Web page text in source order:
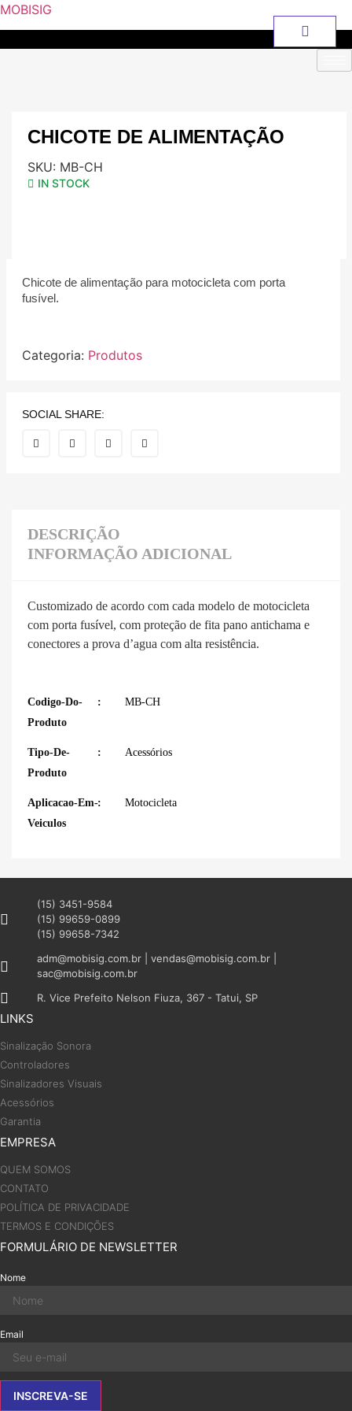
MOBISIG
CHICOTE DE ALIMENTAÇÃO
SKU: MB-CH
IN STOCK
Chicote de alimentação para motocicleta com porta
fusível.
Categoria: Produtos
SOCIAL SHARE:
DESCRIÇÃO
INFORMAÇÃO ADICIONAL
Customizado de acordo com cada modelo de motocicleta
com porta fusível, com proteção de fita pano antichama e
conectores a prova d’agua com alta resistência.
Codigo-Do-
Produto
MB-CH
Tipo-De-
Produto
Acessórios
Aplicacao-Em-
Veiculos
Motocicleta
(15) 3451-9584
(15) 99659-0899
(15) 99658-7342
adm@mobisig.com.br | vendas@mobisig.com.br |
sac@mobisig.com.br
R. Vice Prefeito Nelson Fiuza, 367 - Tatui, SP
LINKS
Sinalização Sonora
Controladores
Sinalizadores Visuais
Acessórios
Garantia
EMPRESA
QUEM SOMOS
CONTATO
POLÍTICA DE PRIVACIDADE
TERMOS E CONDIÇÕES
FORMULÁRIO DE NEWSLETTER
Nome
Email
INSCREVA-SE